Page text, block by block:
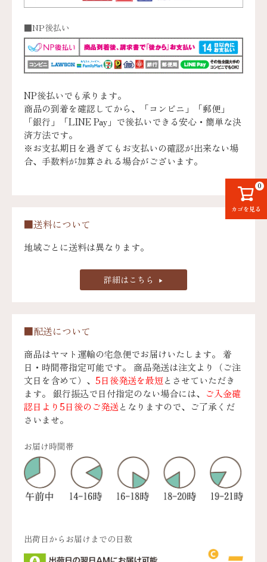
カゴを見る
0
■NP後払い
NP後払いでも承ります。
商品の到着を確認してから、「コンビニ」「郵便」
「銀行」「LINE Pay」で後払いできる安心・簡単な決
済方法です。
※お支払期日を過ぎてもお支払いの確認が出来ない場
合、手数料が加算される場合がございます。
■送料について
地域ごとに送料は異なります。
詳細はこちら
■配送について
商品はヤマト運輸の宅急便でお届けいたします。 着
日・時間帯指定可能です。 商品発送は注文より（ご注
文日を含めて）、 5日後発送を最短とさせていただき
ます。 銀行振込で日付指定のない場合には、
ご入金確
認日より5日後のご発送となりますので、ご了承くだ
さいませ。
お届け時間帯
出荷日からお届けまでの日数